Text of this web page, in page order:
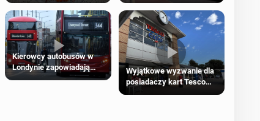
świecie
Kierowcy autobusów w
Londynie zapowiadają
strajki
Wyjątkowe wyzwanie dla
posiadaczy kart Tesco
Clubcard!